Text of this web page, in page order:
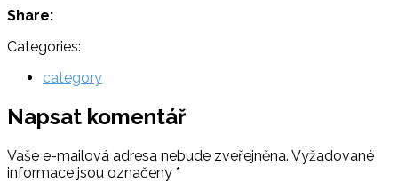
Share:
Categories:
category
Napsat komentář
Vaše e-mailová adresa nebude zveřejněna. Vyžadované
informace jsou označeny *